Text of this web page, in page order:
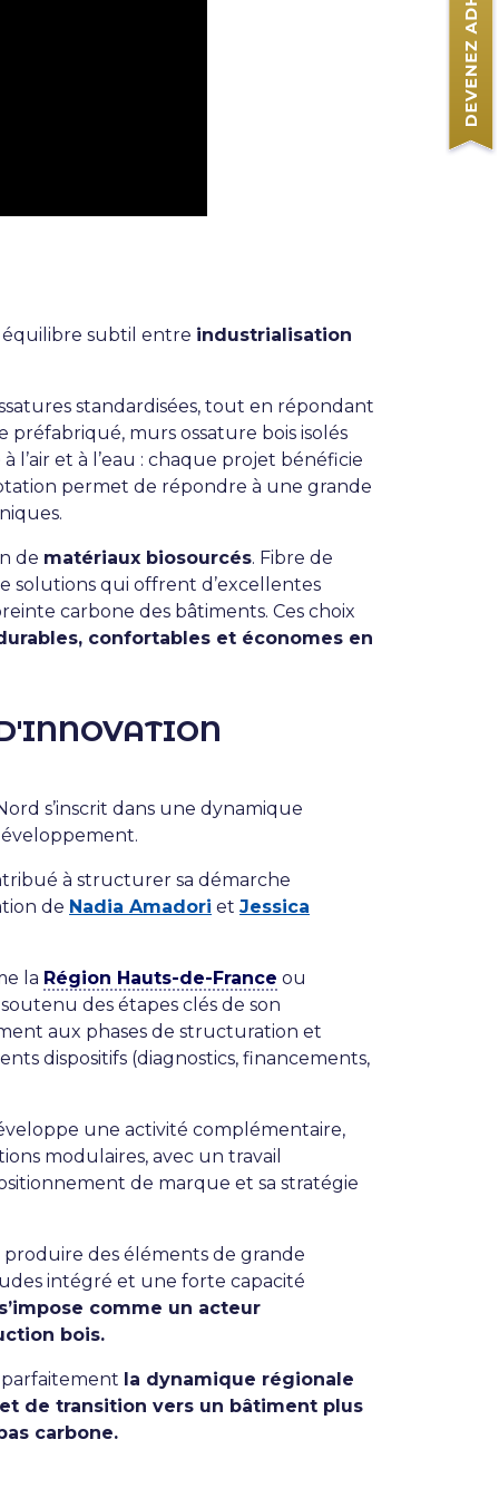
équilibre subtil entre industrialisation
standardisées, tout en répondant
préfabriqué, murs ossature bois isolés
et à l’eau : chaque projet bénéficie
permet de répondre à une grande
de matériaux biosourcés. Fibre de
solutions qui offrent d’excellentes
carbone des bâtiments. Ces choix
confortables et économes en
s’inscrit dans une dynamique
à structurer sa démarche
de Nadia Amadori et Jessica
la Région Hauts-de-France ou
des étapes clés de son
aux phases de structuration et
dispositifs (diagnostics, financements,
une activité complémentaire,
modulaires, avec un travail
de marque et sa stratégie
des éléments de grande
intégré et une forte capacité
s’impose comme un acteur
bois.
la dynamique régionale
de transition vers un bâtiment plus
carbone.